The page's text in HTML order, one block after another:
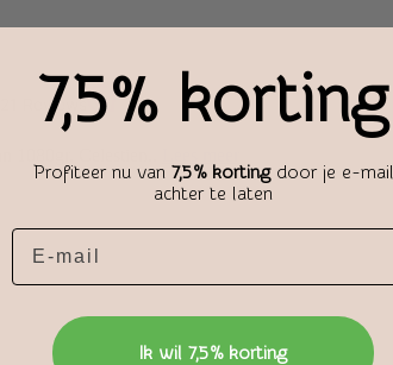
1080gr. Celestien..
7,5% korting
Profiteer nu van 7,5% kortingdoor je e-mail
achter te laten
Ik wil 7,5% korting